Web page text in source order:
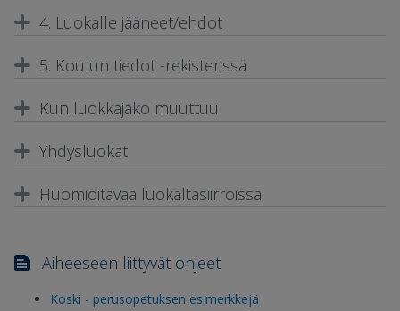
4. Luokalle jääneet/ehdot
5. Koulun tiedot -rekisterissä
Kun luokkajako muuttuu
Yhdysluokat
Huomioitavaa luokaltasiirroissa
Aiheeseen liittyvät ohjeet
Koski - perusopetuksen esimerkkejä